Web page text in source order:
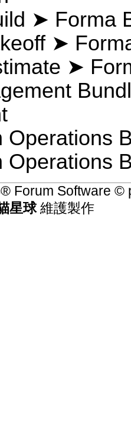
➤ Forma
➤
➤
Operations
Operations
® Forum Software ©
星球維護製作